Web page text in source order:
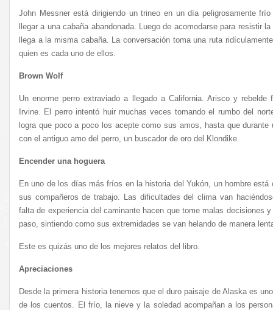
John Messner está dirigiendo un trineo en un día peligrosamente
llegar a una cabaña abandonada. Luego de acomodarse para resistir
llega a la misma cabaña. La conversación toma una ruta
quien es cada uno de ellos.
Brown Wolf
Un enorme perro extraviado a llegado a California. Arisco y rebelde
Irvine. El perro intentó huir muchas veces tomando el rumbo del
logra que poco a poco los acepte como sus amos, hasta que
con el antiguo amo del perro, un buscador de oro del Klondike.
Encender una hoguera
En uno de los días más fríos en la historia del Yukón, un hombre está
sus compañeros de trabajo. Las dificultades del clima van
falta de experiencia del caminante hacen que tome malas decisiones
paso, sintiendo como sus extremidades se van helando de manera
Este es quizás uno de los mejores relatos del libro.
Apreciaciones
Desde la primera historia tenemos que el duro paisaje de Alaska es
de los cuentos. El frío, la nieve y la soledad acompañan a los